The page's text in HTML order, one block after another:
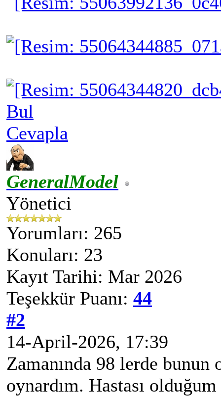
Bul
Cevapla
GeneralModel
Yönetici
Yorumları: 265
Konuları: 23
Kayıt Tarihi: Mar 2026
Teşekkür Puanı: 44
#2
14-April-2026, 17:39
Zamanında 98 lerde bunun
oynardım. Hastası